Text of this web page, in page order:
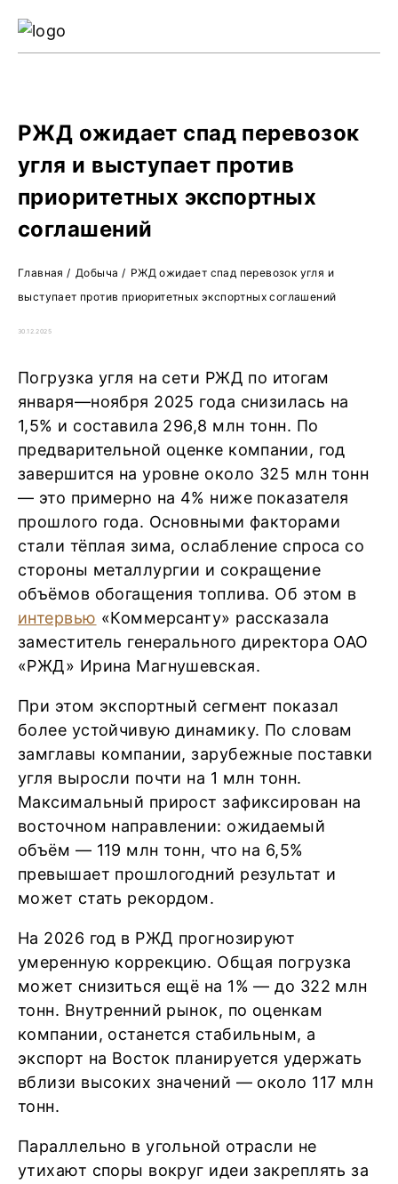
РЖД ожидает спад перевозок
угля и выступает против
приоритетных экспортных
соглашений
Главная / Добыча / РЖД ожидает спад перевозок угля и
выступает против приоритетных экспортных соглашений
30.12.2025
Погрузка угля на сети РЖД по итогам
января—ноября 2025 года снизилась на
1,5% и составила 296,8 млн тонн. По
предварительной оценке компании, год
завершится на уровне около 325 млн тонн
— это примерно на 4% ниже показателя
прошлого года. Основными факторами
стали тёплая зима, ослабление спроса со
стороны металлургии и сокращение
объёмов обогащения топлива. Об этом в
интервью «Коммерсанту» рассказала
заместитель генерального директора ОАО
«РЖД» Ирина Магнушевская.
При этом экспортный сегмент показал
более устойчивую динамику. По словам
замглавы компании, зарубежные поставки
угля выросли почти на 1 млн тонн.
Максимальный прирост зафиксирован на
восточном направлении: ожидаемый
объём — 119 млн тонн, что на 6,5%
превышает прошлогодний результат и
может стать рекордом.
На 2026 год в РЖД прогнозируют
умеренную коррекцию. Общая погрузка
может снизиться ещё на 1% — до 322 млн
тонн. Внутренний рынок, по оценкам
компании, останется стабильным, а
экспорт на Восток планируется удержать
вблизи высоких значений — около 117 млн
тонн.
Параллельно в угольной отрасли не
утихают споры вокруг идеи закреплять за